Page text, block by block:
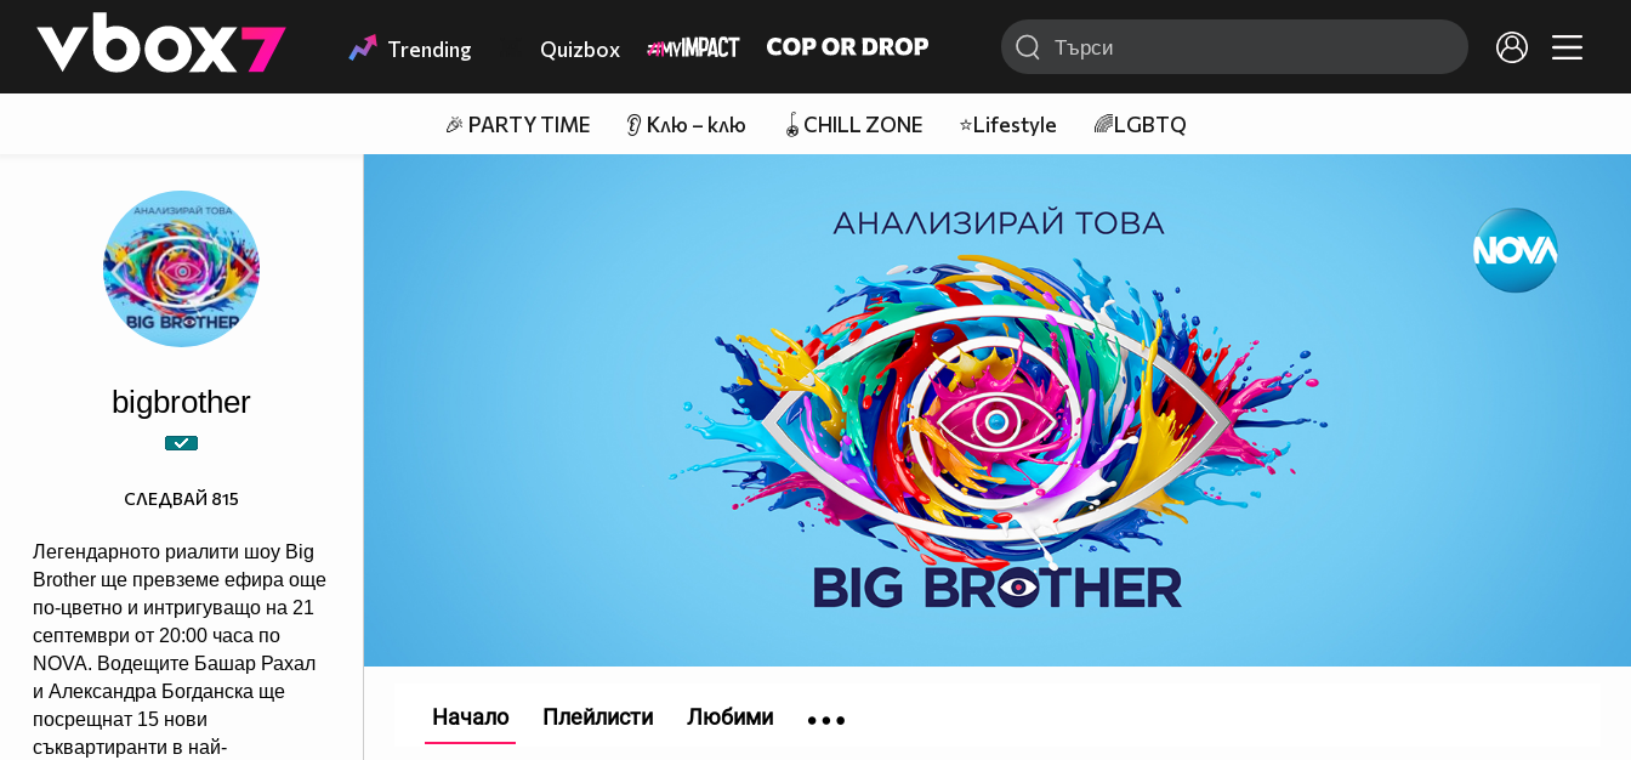
👾 Trending Quizbox
🎉 PARTY TIME 👂 Клю – клю 🪀CHILL ZONE ⭐Lifestyle 🌈LGBTQ
bigbrother
Легендарното риалити шоу Big
Brother ще превземе ефира още
по-цветно и интригуващо на 21
септември от 20:00 часа по
NOVA. Водещите Башар Рахал
и Александра Богданска ще
посрещнат 15 нови
съквартиранти в най-
СЛЕДВАЙ 815
Начало Плейлисти Любими